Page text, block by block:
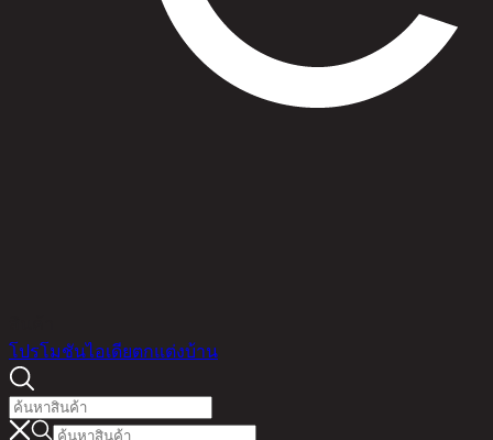
โปรโมชันไอเดียตกแต่งบ้าน